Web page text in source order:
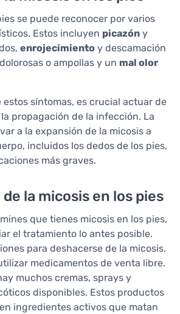
se puede reconocer por varios
Estos incluyen picazón y
enrojecimiento y descamación
dolorosas o ampollas y un mal olor
estos síntomas, es crucial actuar de
propagación de la infección. La
a la expansión de la micosis a
incluidos los dedos de los pies,
más graves.
la micosis en los pies
que tienes micosis en los pies,
el tratamiento lo antes posible.
para deshacerse de la micosis.
medicamentos de venta libre.
muchos cremas, sprays y
disponibles. Estos productos
ingredientes activos que matan